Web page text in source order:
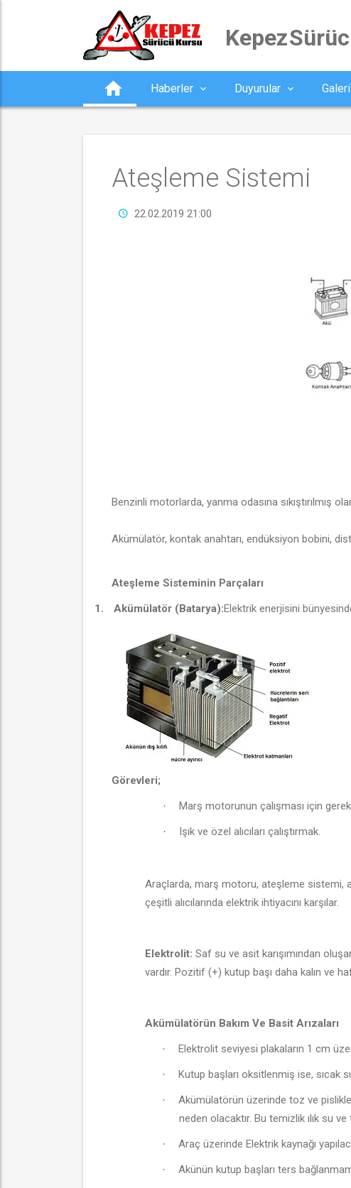
Kepez
Haberler Duyurular Galeri
Ateşleme Sistemi
22.02.2019 21:00
Benzinli motorlarda, yanma odasına sıkıştırılmış
Akümülatör, kontak anahtarı, endüksiyon bobini,
Ateşleme Sisteminin Parçaları
1.
Akümülatör (Batarya):Elektrik enerjisini
Görevleri;
· Marş motorunun çalışması için
· Işık ve özel alıcıları çalıştırmak.
Araçlarda, marş motoru, ateşleme sistemi,
çeşitli alıcılarında elektrik ihtiyacını karşılar.
Elektrolit: Saf su ve asit karışımından
vardır. Pozitif (+) kutup başı daha kalın ve
Akümülatörün Bakım Ve Basit Arızaları
· Elektrolit seviyesi plakaların 1 cm
· Kutup başları oksitlenmiş ise, sıcak
·
Akümülatörün üzerinde toz ve
neden olacaktır. Bu temizlik ılık su ve
· Araç üzerinde Elektrik kaynağı
· Akünün kutup başları ters